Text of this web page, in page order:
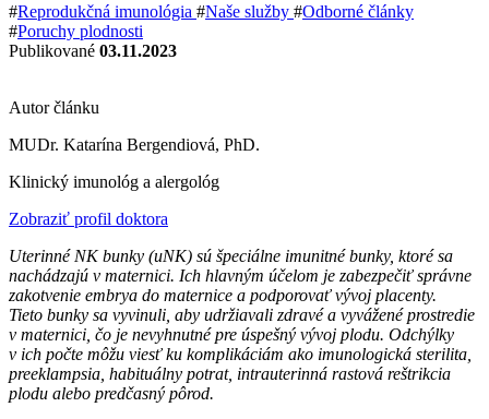
#Reprodukčná imunológia #Naše služby #Odborné články
#Poruchy plodnosti
Publikované 03.11.2023
Autor článku
MUDr. Katarína Bergendiová, PhD.
Klinický imunológ a alergológ
Zobraziť profil doktora
Uterinné NK bunky (uNK) sú špeciálne imunitné bunky, ktoré sa
nachádzajú v maternici. Ich hlavným účelom je zabezpečiť správne
zakotvenie embrya do maternice a podporovať vývoj placenty.
Tieto bunky sa vyvinuli, aby udržiavali zdravé a vyvážené prostredie
v maternici, čo je nevyhnutné pre úspešný vývoj plodu. Odchýlky
v ich počte môžu viesť ku komplikáciám ako imunologická sterilita,
preeklampsia, habituálny potrat, intrauterinná rastová reštrikcia
plodu alebo predčasný pôrod.